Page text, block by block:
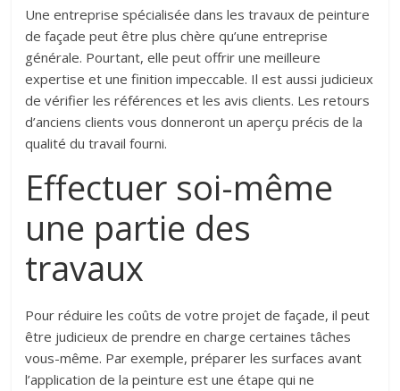
Une entreprise spécialisée dans les travaux de peinture
de façade peut être plus chère qu’une entreprise
générale. Pourtant, elle peut offrir une meilleure
expertise et une finition impeccable. Il est aussi judicieux
de vérifier les références et les avis clients. Les retours
d’anciens clients vous donneront un aperçu précis de la
qualité du travail fourni.
Effectuer soi-même
une partie des
travaux
Pour réduire les coûts de votre projet de façade, il peut
être judicieux de prendre en charge certaines tâches
vous-même. Par exemple, préparer les surfaces avant
l’application de la peinture est une étape qui ne